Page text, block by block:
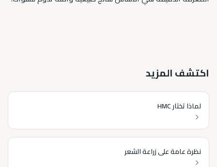
اكتشف المزيد
لماذا تختار HMC
نظرة عامة على زراعة الشعر